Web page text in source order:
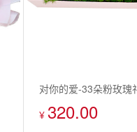
对你的爱-33朵粉玫瑰
¥ 320.00